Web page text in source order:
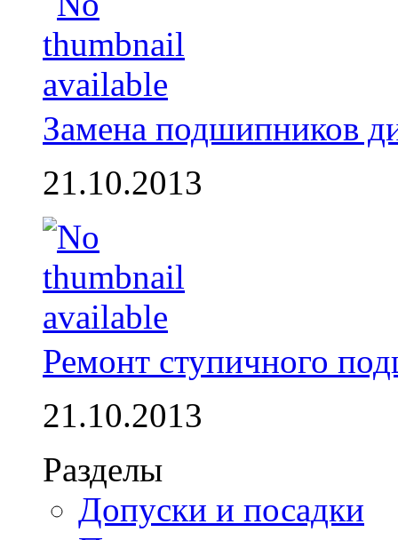
Замена подшипников
21.10.2013
Ремонт ступичного
21.10.2013
Разделы
Допуски и посадки